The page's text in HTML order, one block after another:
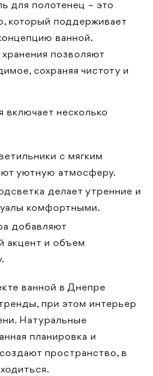
для полотенец – это
который поддерживает
ванной.
позволяют
сохраняя чистоту и
несколько
с мягким
уютную атмосферу.
делает утренние и
комфортными.
добавляют
акцент и объем
ванной в Днепре
при этом интерьер
Натуральные
планировка и
пространство, в